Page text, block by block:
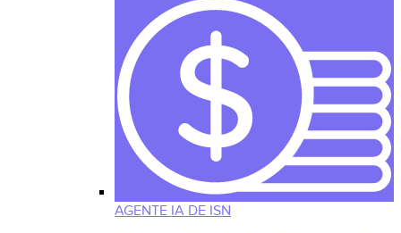
AGENTE IA DE ISN